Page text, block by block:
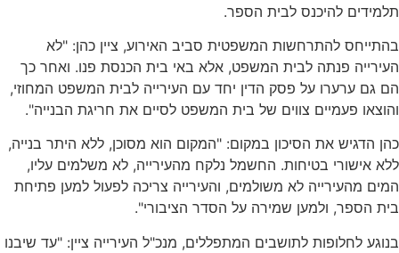
תלמידים להיכנס לבית הספר.
בהתייחס להתרחשות המשפטית סביב האירוע, ציין כהן: "לא
העירייה פנתה לבית המשפט, אלא באי בית הכנסת פנו. ואחר כך
הם גם ערערו על פסק הדין יחד עם העירייה לבית המשפט המחוזי,
והוצאו פעמיים צווים של בית המשפט לסיים את חריגת הבנייה".
כהן הדגיש את הסיכון במקום: "המקום הוא מסוכן, ללא היתר בנייה,
ללא אישורי בטיחות. החשמל נלקח מהעירייה, לא משלמים עליו,
המים מהעירייה לא משולמים, והעירייה צריכה לפעול למען פתיחת
בית הספר, ולמען שמירה על הסדר הציבורי".
בנוגע לחלופות לתושבים המתפללים, מנכ"ל העירייה ציין: "עד שיבנו